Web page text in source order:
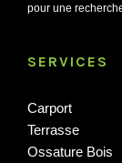
pour une
SERVICES
Carport
Terrasse
Ossature Bois